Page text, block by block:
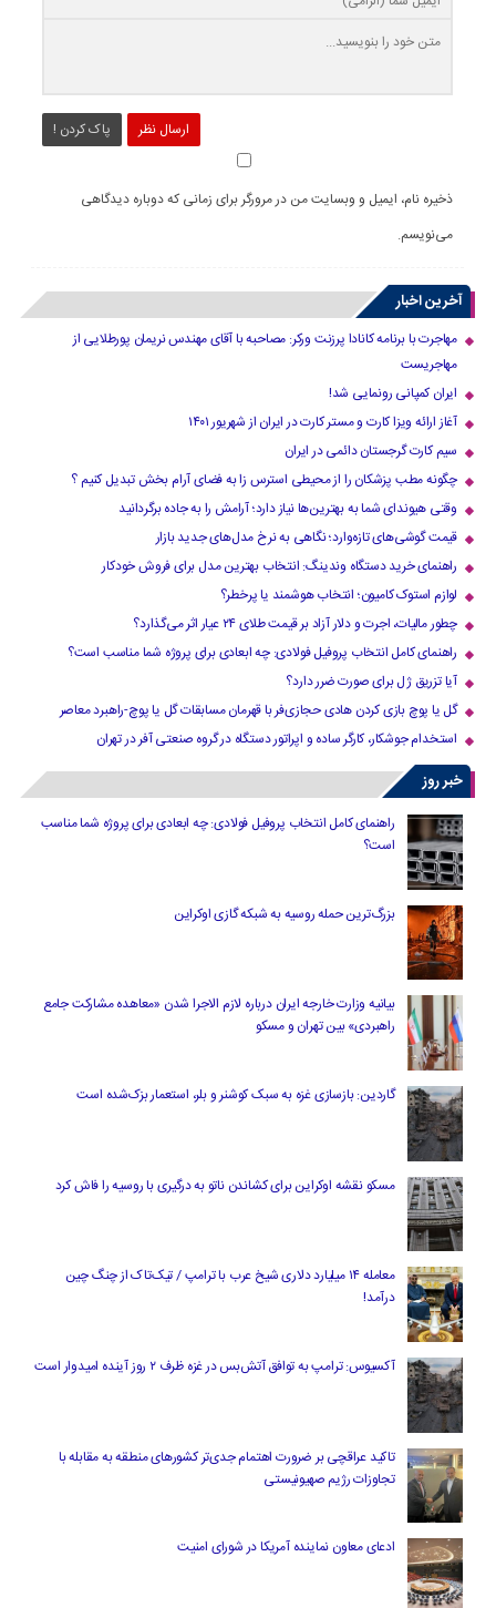
ارسال نظر پاک کردن !
ذخیره نام، ایمیل و وبسایت من در مرورگر برای زمانی که دوباره دیدگاهی
می‌نویسم.
آخرین اخبار
مهاجرت با برنامه کانادا پرزنت ورکر: مصاحبه با آقای مهندس نریمان پورطلایی از
مهاجریست
ایران کمپانی رونمایی شد!
آغاز ارائه ویزا کارت و مستر کارت در ایران از شهریور ۱۴۰۱
سیم کارت گرجستان دائمی در ایران
چگونه مطب پزشکان را از محیطی استرس زا به فضای آرام بخش تبدیل کنیم ؟
وقتی هیوندای شما به بهترین‌ها نیاز دارد؛ آرامش را به جاده برگردانید
قیمت گوشی‌های تازه‌وارد؛ نگاهی به نرخ مدل‌های جدید بازار
راهنمای خرید دستگاه وندینگ: انتخاب بهترین مدل برای فروش خودکار
لوازم استوک کامیون؛ انتخاب هوشمند یا پرخطر؟
چطور مالیات، اجرت و دلار آزاد بر قیمت طلای ۲۴ عیار اثر می‌گذارد؟
راهنمای کامل انتخاب پروفیل فولادی: چه ابعادی برای پروژه شما مناسب است؟
آیا تزریق ژل برای صورت ضرر دارد​؟
گل یا پوچ بازی کردن هادی حجازی‌فر با قهرمان مسابقات گل یا پوچ-راهبرد معاصر
استخدام جوشکار، کارگر ساده و اپراتور دستگاه در گروه صنعتی آفر در تهران
خبر روز
راهنمای کامل انتخاب پروفیل فولادی: چه ابعادی برای پروژه شما مناسب
است؟
بزرگ‌ترین حمله روسیه به شبکه گازی اوکراین
بیانیه وزارت خارجه ایران درباره لازم‌ الاجرا شدن «معاهده مشارکت جامع
راهبردی» بین تهران و مسکو
گاردین: بازسازی غزه به سبک کوشنر و بلر، استعمار بزک‌شده است
مسکو نقشه اوکراین برای کشاندن ناتو به درگیری با روسیه را فاش کرد
معامله ۱۴ میلیارد دلاری شیخ عرب با ترامپ / تیک‌تاک از چنگ چین
درآمد!
آکسیوس: ترامپ به توافق آتش‌بس در غزه ظرف ۲ روز آینده امیدوار است
تاکید عراقچی بر ضرورت اهتمام جدی‌تر کشورهای منطقه به مقابله با
تجاوزات رژیم صهیونیستی
ادعای معاون نماینده آمریکا در شورای امنیت